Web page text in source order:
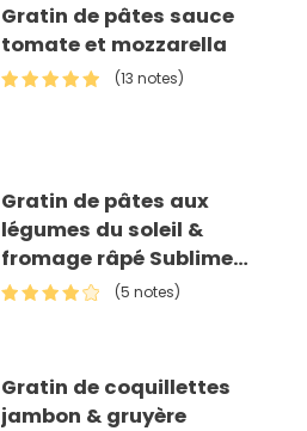
Gratin de pâtes sauce
tomate et mozzarella
(13 notes)
Gratin de pâtes aux
légumes du soleil &
fromage râpé Sublime
Filante Giovanni Ferrari
(5 notes)
Gratin de coquillettes
jambon & gruyère